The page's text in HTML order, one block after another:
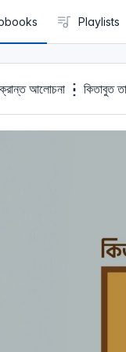
Playlists
সংক্রান্ত আলোচনা ┇